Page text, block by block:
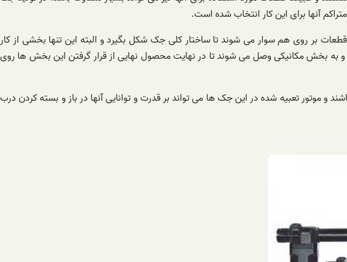
آنها برای این کار انتخاب شده است.
بر روی هم سوار می شوند تا ساختار کلی جک شکل بگیرد و البته این تنها بخشی از کار
به بخش مکانیکی وصل می شوند تا در نهایت محصول نهایی از قرار گرفتن این بخش ها روی
و موتور تعبیه شده در این جک ها می تواند بر قدرت و توانایی آنها در باز و بسته کردن درب